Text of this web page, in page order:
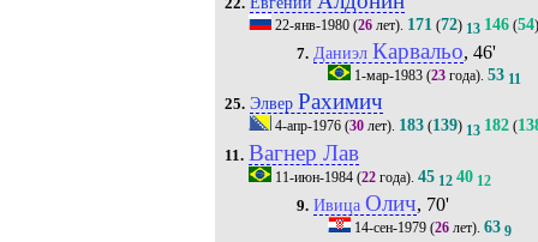
22-янв-1980(26лет). 171 (72) 13 146(54)
7. Даниэл Карвальо, 46'
1-мар-1983 (23 года).53 11
25. Элвер Рахимич
4-апр-1976(30лет). 183(139) 13 182(
11. Вагнер Лав
11-июн-1984(22года). 45 12 40 12
9. Ивица Олич, 70'
14-сен-1979 (26 лет).63 9